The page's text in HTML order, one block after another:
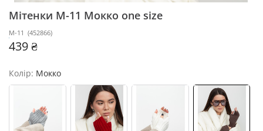
Мітенки M-11 Мокко one size
M-11 (452866)
439 ₴
Колір: Мокко